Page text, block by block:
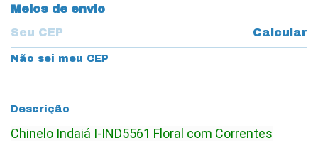
Entregas para o CEP:
Meios de envio
Calcular
Não sei meu CEP
Descrição
Chinelo Indaiá I-IND5561 Floral com Correntes